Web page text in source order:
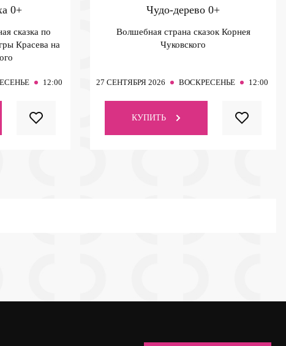
0+
сказка по
Красева на
12:00
Чудо-дерево 0+
Волшебная страна сказок Корнея
Чуковского
27 СЕНТЯБРЯ 2026 ВОСКРЕСЕНЬЕ 12:00
КУПИТЬ